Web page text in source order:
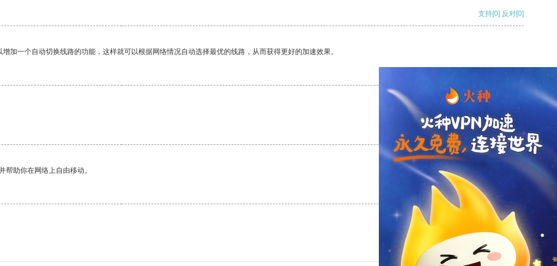
支持[0] 反对[0]
加一个自动切换线路的功能，这样就可以根据网络情况自动选择最优的线路，从而获得更好的加速效果。
支持 [0] 反对 [0]
助你在网络上自由移动。
支持